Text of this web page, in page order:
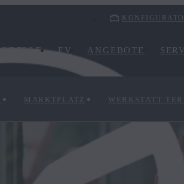
EV ANGEBOTE
MARKTPLATZ WERKSTATT